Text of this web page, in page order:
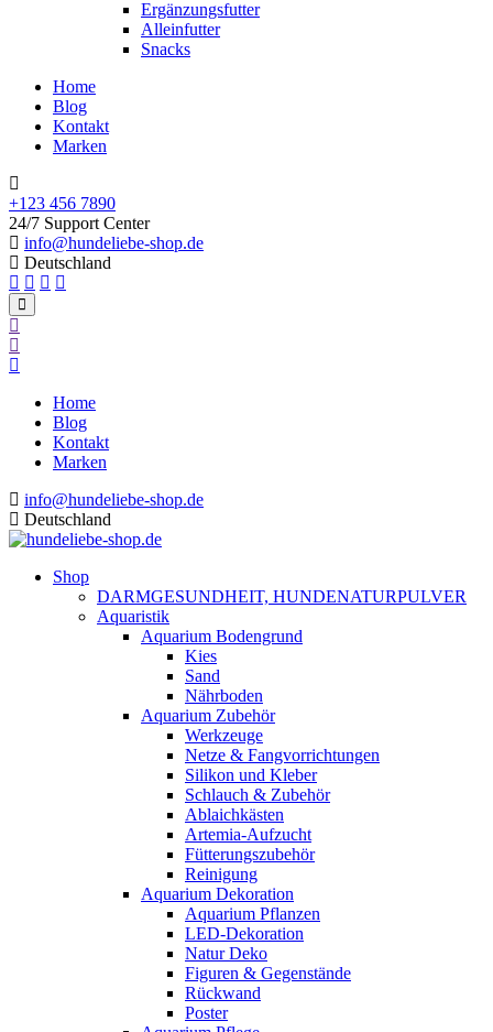
Ergänzungsfutter
Alleinfutter
Snacks
Home
Blog
Kontakt
Marken
+123 456 7890
24/7 Support Center
info@hundeliebe-shop.de
Deutschland
Home
Blog
Kontakt
Marken
info@hundeliebe-shop.de
Deutschland
Shop
DARMGESUNDHEIT, HUNDENATURPULVER
Aquaristik
Aquarium Bodengrund
Kies
Sand
Nährboden
Aquarium Zubehör
Werkzeuge
Netze & Fangvorrichtungen
Silikon und Kleber
Schlauch & Zubehör
Ablaichkästen
Artemia-Aufzucht
Fütterungszubehör
Reinigung
Aquarium Dekoration
Aquarium Pflanzen
LED-Dekoration
Natur Deko
Figuren & Gegenstände
Rückwand
Poster